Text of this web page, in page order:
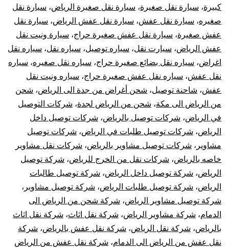
كبيرة، سيارة نقل صغيرة، سيارة نقل صغيرة الرياض، سيارة نقل
صغيره، سيارة نقل عفش، سيارة نقل عفش الرياض، سيارة نقل
عفش صغيرة، سيارة نقل عفش صغيرة حراج، سيارة ونيت نقل
عفش الرياض، سيارت نقل، سياره توصيل، سياره نقل، سياره نقل
اغراض، سياره نقل بضائع صغيرة حراج، سياره نقل صغيره، سياره
نقل عفش، سياره نقل عفش صغيرة حراج، سياره ونيت نقل
عفش، شاحنة توصيل، شحن أغراض من جدة الى الرياض، شحن
من الرياض الى مكة، شحن من الرياض لجدة، شركات التوصيل
في الرياض، شركات توصيل بالرياض، شركات توصيل داخل
الرياض، شركات توصيل طلبات في الرياض، شركات توصيل
مشاوير ، شركات توصيل مشاوير بالرياض، شركات نقل مشاوير
خاصه بالرياض، شركات نقل من الخرج للرياض، شركة توصيل
الرياض، شركة توصيل داخل الرياض، شركة توصيل طالبات
الرياض، شركة توصيل طلبات الرياض، شركة توصيل مشاوير ،
شركة توصيل مشاوير الرياض، شركة شحن من الرياض الى
الدمام، شركة مشاوير الرياض، شركة نقل اثاث، شركة نقل اثاث
بالرياض، شركة نقل الرياض، شركة نقل عفش بالرياض، شركة
نقل عفش من الرياض الى الدمام، شركة نقل عفش من الرياض